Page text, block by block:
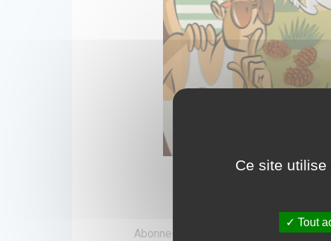
Abonne-toi au magazine Clap'santéen
Ce site
Tout